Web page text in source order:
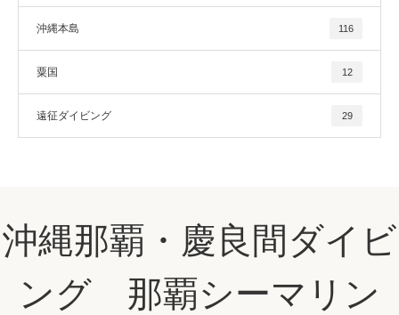
沖縄本島 116
粟国 12
遠征ダイビング 29
沖縄那覇・慶良間ダイビ
ング 那覇シーマリン